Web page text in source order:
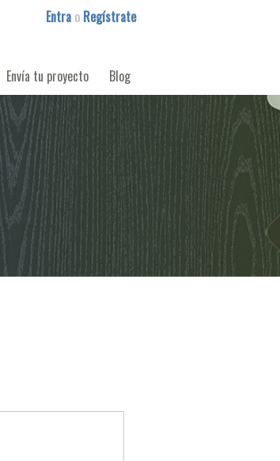
Entra o Regístrate
Envía tu proyecto Blog